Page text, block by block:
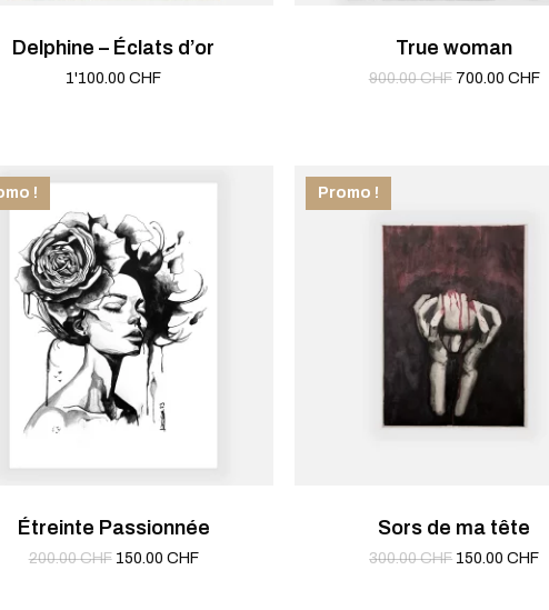
Delphine – Éclats d’or
1'100.00CHF
True woman
900.00CHF Le
700.00 CHFLe
!
Étreinte Passionnée
200.00CHF Le
150.00 CHFLe
Promo !
Sors de ma tête
300.00CHF Le
150.00CHFLe